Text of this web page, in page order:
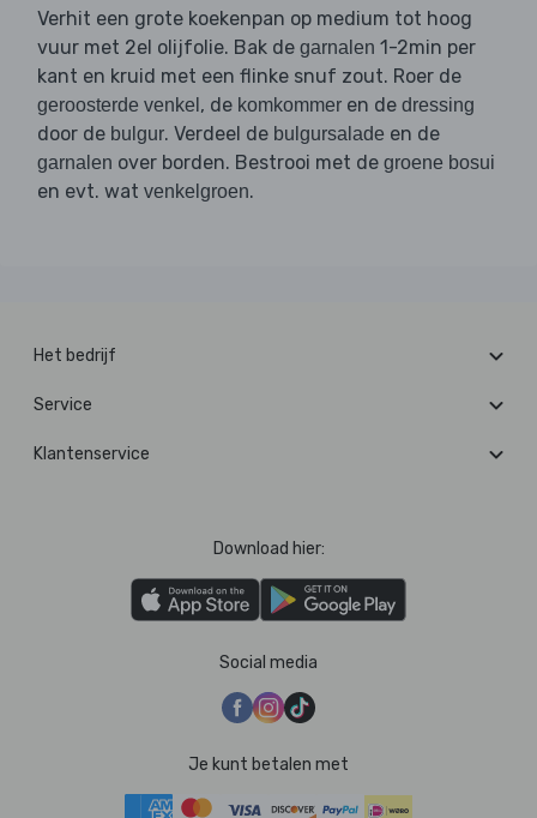
Verhit een grote koekenpan op medium tot hoog
vuur met 2el olijfolie. Bak de garnalen 1-2min per
kant en kruid met een flinke snuf zout. Roer de
geroosterde venkel , de komkommer en de dressing
door de bulgur. Verdeel de bulgursalade en de
garnalen over borden. Bestrooi met de groene bosui
en evt. wat venkelgroen.
Het bedrijf
Service
Klantenservice
Download hier:
Social media
Je kunt betalen met